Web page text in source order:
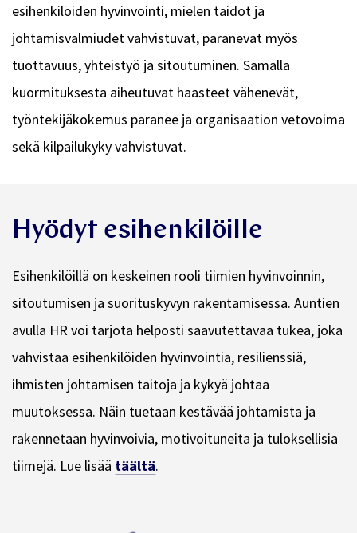
esihenkilöiden hyvinvointi, mielen taidot ja
johtamisvalmiudet vahvistuvat, paranevat myös
tuottavuus, yhteistyö ja sitoutuminen. Samalla
kuormituksesta aiheutuvat haasteet vähenevät,
työntekijäkokemus paranee ja organisaation vetovoima
sekä kilpailukyky vahvistuvat.
Hyödyt esihenkilöille
Esihenkilöillä on keskeinen rooli tiimien hyvinvoinnin,
sitoutumisen ja suorituskyvyn rakentamisessa. Auntien
avulla HR voi tarjota helposti saavutettavaa tukea, joka
vahvistaa esihenkilöiden hyvinvointia, resilienssiä,
ihmisten johtamisen taitoja ja kykyä johtaa
muutoksessa. Näin tuetaan kestävää johtamista ja
rakennetaan hyvinvoivia, motivoituneita ja tuloksellisia
tiimejä. Lue lisää täältä.